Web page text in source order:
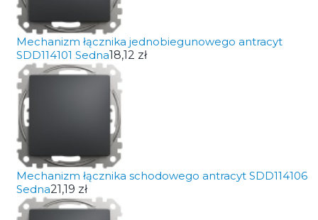
Mechanizm łącznika jednobiegunowego antracyt
SDD114101 Sedna18,12 zł
Mechanizm łącznika schodowego antracyt SDD114106
Sedna21,19 zł